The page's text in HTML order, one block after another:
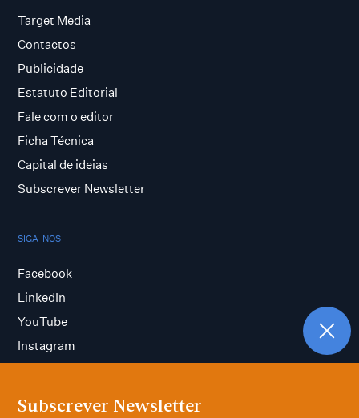
Subscrever Newsletter
Target Media
Contactos
Publicidade
Estatuto Editorial
Fale com o editor
Ficha Técnica
Capital de ideias
Subscrever Newsletter
SIGA-NOS
Facebook
LinkedIn
YouTube
Instagram
Termos e condições